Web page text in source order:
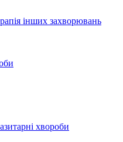
інших захворювань
хвороби